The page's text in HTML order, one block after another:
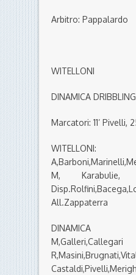
Arbitro: Pappalardo
DINAMICA
Marcatori: 11’ Pivelli,
M, Karabulie,
All.Zappaterra
DINAMICA
M,Galleri,Callegari